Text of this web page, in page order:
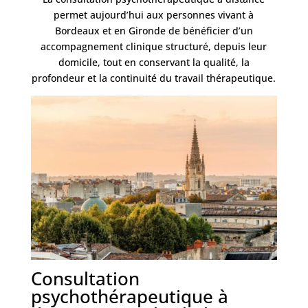
permet aujourd’hui aux personnes vivant à
Bordeaux et en Gironde de bénéficier d’un
accompagnement clinique structuré, depuis leur
domicile, tout en conservant la qualité, la
profondeur et la continuité du travail thérapeutique.
Consultation
psychothérapeutique à